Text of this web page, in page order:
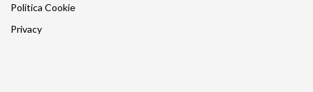
Politica Cookie
Privacy